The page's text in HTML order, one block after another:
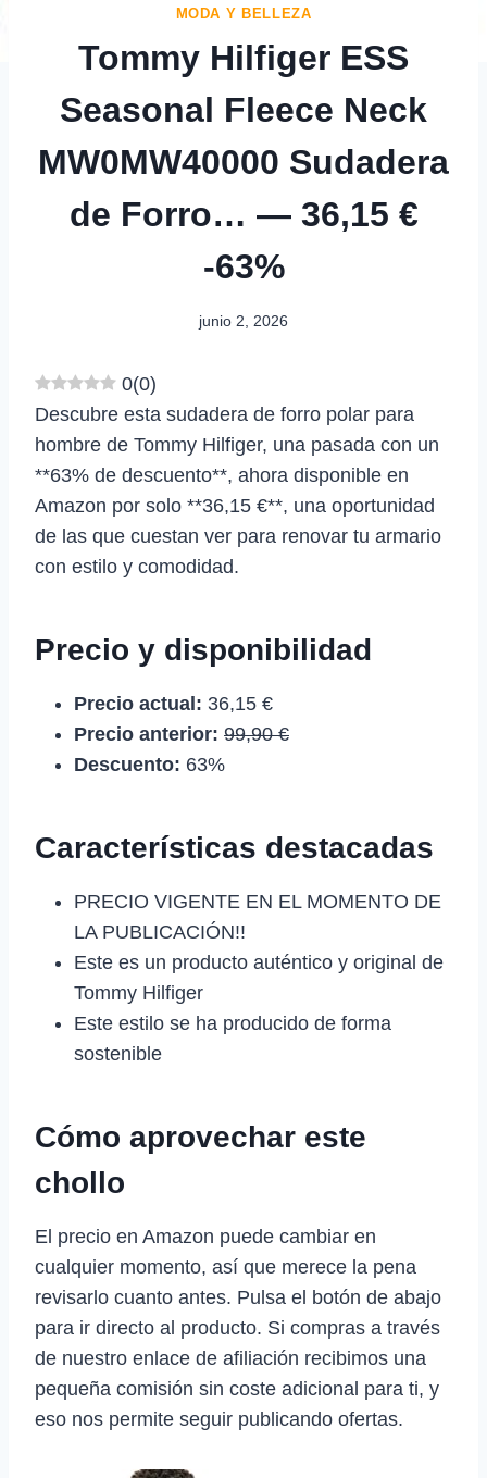
MODA Y BELLEZA
Tommy Hilfiger ESS
Seasonal Fleece Neck
MW0MW40000 Sudadera
de Forro… — 36,15 €
-63%
junio 2, 2026
0(0)
Descubre esta sudadera de forro polar para
hombre de Tommy Hilfiger, una pasada con un
**63% de descuento**, ahora disponible en
Amazon por solo **36,15 €**, una oportunidad
de las que cuestan ver para renovar tu armario
con estilo y comodidad.
Precio y disponibilidad
Precio actual: 36,15 €
Precio anterior: 99,90 €
Descuento: 63%
Características destacadas
PRECIO VIGENTE EN EL MOMENTO DE
LA PUBLICACIÓN!!
Este es un producto auténtico y original de
Tommy Hilfiger
Este estilo se ha producido de forma
sostenible
Cómo aprovechar este
chollo
El precio en Amazon puede cambiar en
cualquier momento, así que merece la pena
revisarlo cuanto antes. Pulsa el botón de abajo
para ir directo al producto. Si compras a través
de nuestro enlace de afiliación recibimos una
pequeña comisión sin coste adicional para ti, y
eso nos permite seguir publicando ofertas.